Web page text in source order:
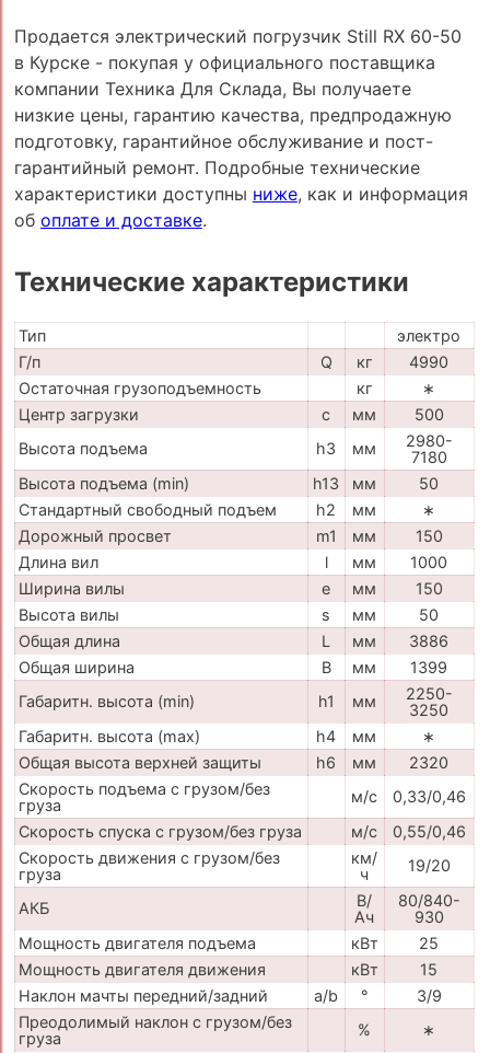
Продается электрический погрузчик Still RX 60-50
в Курске - покупая у официального поставщика
компании Техника Для Склада, Вы получаете
низкие цены, гарантию качества, предпродажную
подготовку, гарантийное обслуживание и пост-
гарантийный ремонт. Подробные технические
характеристики доступны ниже, как и информация
об оплате и доставке.
Технические характеристики
Тип
электро
Г/п
Q кг
4990
Остаточная грузоподъемность
кг
∗
Центр загрузки
c мм
500
Высота подъема
h3 мм
2980-
7180
Высота подъема (min)
h13 мм
50
Стандартный свободный подъем
h2 мм
∗
Дорожный просвет
m1 мм
150
Длина вил
l мм
1000
Ширина вилы
e мм
150
Высота вилы
s мм
50
Общая длина
L мм
3886
Общая ширина
B мм
1399
Габаритн. высота (min)
h1 мм
2250-
3250
Габаритн. высота (max)
h4 мм
∗
Общая высота верхней защиты
h6 мм
2320
Скорость подъема с грузом/без
груза
м/с
0,33/0,46
Скорость спуска с грузом/без груза
м/с
0,55/0,46
Скорость движения с грузом/без
груза
км/
ч
19/20
АКБ
В/
Ач
80/840-
930
Мощность двигателя подъема
кВт
25
Мощность двигателя движения
кВт
15
Наклон мачты передний/задний
a/b °
3/9
Преодолимый наклон с грузом/без
груза
%
∗